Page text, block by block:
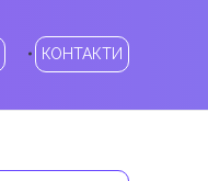
КОНТАКТИ